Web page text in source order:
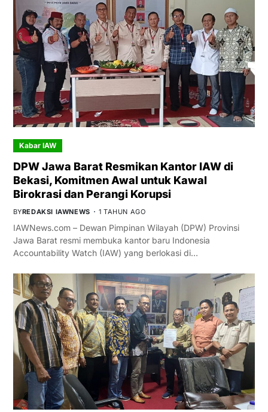
Kabar IAW
DPW Jawa Barat Resmikan Kantor IAW di
Bekasi, Komitmen Awal untuk Kawal
Birokrasi dan Perangi Korupsi
BYREDAKSI IAWNEWS 1 TAHUN AGO
IAWNews.com – Dewan Pimpinan Wilayah (DPW) Provinsi
Jawa Barat resmi membuka kantor baru Indonesia
Accountability Watch (IAW) yang berlokasi di…